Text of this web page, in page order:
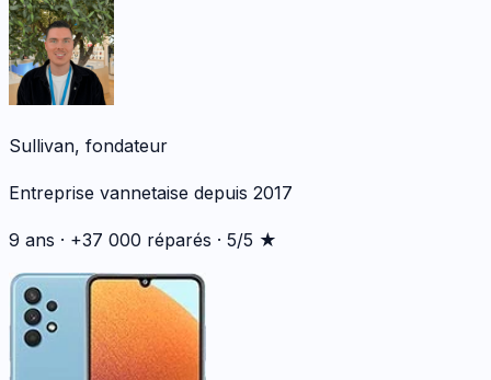
Sullivan, fondateur
Entreprise vannetaise depuis 2017
9 ans · +37 000 réparés · 5/5 ★